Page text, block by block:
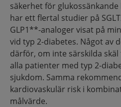
säkerhet för glukossänkande
har ett flertal studier på
GLP1**-analoger visat på
vid typ 2-diabetes. Något av
därför, om inte särskilda
alla patienter med typ 2-
sjukdom. Samma
kardiovaskulär risk i
målvärde.